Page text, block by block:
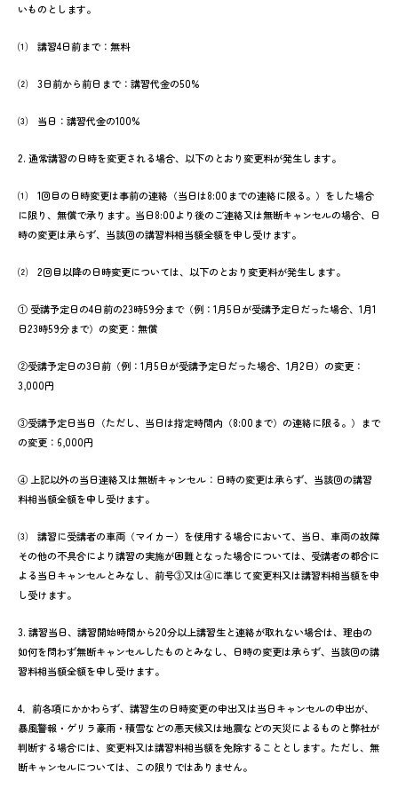
いものとします。
⑴ 講習4日前まで：無料
⑵ 3日前から前日まで：講習代金の50%
⑶ 当日：講習代金の100%
2. 通常講習の日時を変更される場合、以下のとおり変更料が発生します。
⑴ 1回目の日時変更は事前の連絡（当日は8:00までの連絡に限る。）をした場合
に限り、無償で承ります。当日8:00より後のご連絡又は無断キャンセルの場合、日
時の変更は承らず、当該回の講習料相当額全額を申し受けます。
⑵ 2回目以降の日時変更については、以下のとおり変更料が発生します。
① 受講予定日の4日前の23時59分まで（例：1月5日が受講予定日だった場合、1月1
日23時59分まで）の変更：無償
②受講予定日の3日前（例：1月5日が受講予定日だった場合、1月2日）の変更：
3,000円
③受講予定日当日（ただし、当日は指定時間内（8:00まで）の連絡に限る。）まで
の変更：6,000円
④ 上記以外の当日連絡又は無断キャンセル：日時の変更は承らず、当該回の講習
料相当額全額を申し受けます。
⑶ 講習に受講者の車両（マイカー）を使用する場合において、当日、車両の故障
その他の不具合により講習の実施が困難となった場合については、受講者の都合に
よる当日キャンセルとみなし、前号③又は④に準じて変更料又は講習料相当額を申
し受けます。
3. 講習当日、講習開始時間から20分以上講習生と連絡が取れない場合は、理由の
如何を問わず無断キャンセルしたものとみなし、日時の変更は承らず、当該回の講
習料相当額全額を申し受けます。
4．前各項にかかわらず、講習生の日時変更の申出又は当日キャンセルの申出が、
暴風警報・ゲリラ豪雨・積雪などの悪天候又は地震などの天災によるものと弊社が
判断する場合には、変更料又は講習料相当額を免除することとします。ただし、無
断キャンセルについては、この限りではありません。